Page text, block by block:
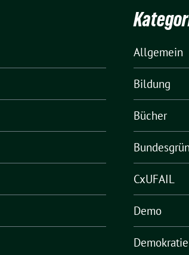
Allgemein
Bildung
Bücher
CxUFAIL
Demo
Demokratie